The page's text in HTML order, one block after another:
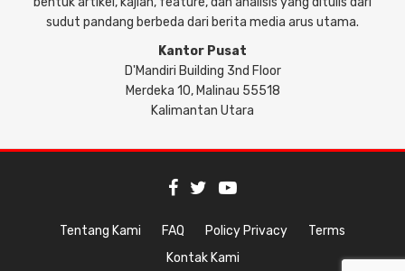
sudut pandang berbeda dari berita media arus utama.
Kantor Pusat
D'Mandiri Building 3nd Floor
Merdeka 10, Malinau 55518
Kalimantan Utara
Tentang Kami FAQ Policy Privacy
Terms
Kontak Kami